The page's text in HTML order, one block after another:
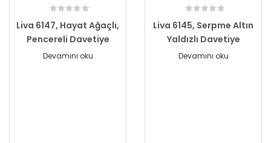
Liva 6147, Hayat Ağaçlı,
Pencereli Davetiye
Devamını oku
Liva 6145, Serpme Altın
Yaldızlı Davetiye
Devamını oku